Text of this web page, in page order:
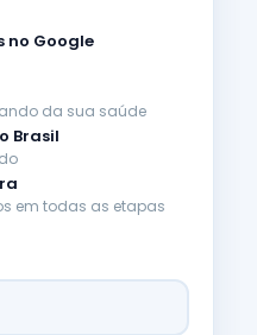
no Google
da sua saúde
Brasil
em todas as etapas